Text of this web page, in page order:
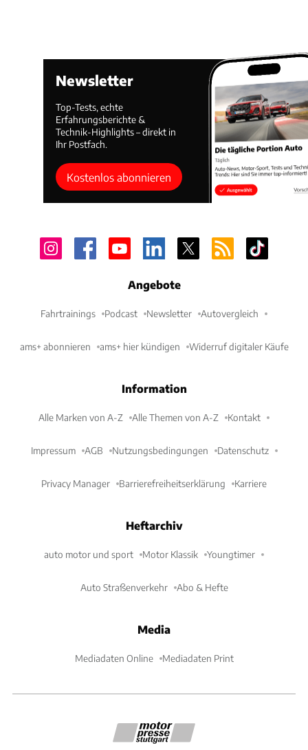
Newsletter
Top-Tests, echte
Erfahrungsberichte &
Technik-Highlights – direkt in
Ihr Postfach.
Kostenlos abonnieren
Angebote
Fahrtrainings Podcast Newsletter Autovergleich
ams+ abonnieren ams+ hier kündigen Widerruf digitaler Käufe
Information
Alle Marken von A-Z Alle Themen von A-Z Kontakt
Impressum AGB Nutzungsbedingungen Datenschutz
Privacy Manager Barrierefreiheitserklärung Karriere
Heftarchiv
auto motor und sport Motor Klassik Youngtimer
Auto Straßenverkehr Abo & Hefte
Media
Mediadaten Online Mediadaten Print